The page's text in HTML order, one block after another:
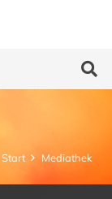
Start Mediathek